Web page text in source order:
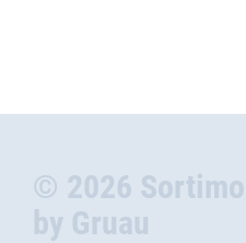
© 2026 Sortimo
by Gruau